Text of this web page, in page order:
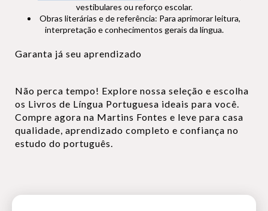
vestibulares ou reforço escolar.
Obras literárias e de referência: Para aprimorar leitura,
interpretação e conhecimentos gerais da língua.
Garanta já seu aprendizado
Não perca tempo! Explore nossa seleção e escolha
os Livros de Língua Portuguesa ideais para você.
Compre agora na Martins Fontes e leve para casa
qualidade, aprendizado completo e confiança no
estudo do português.